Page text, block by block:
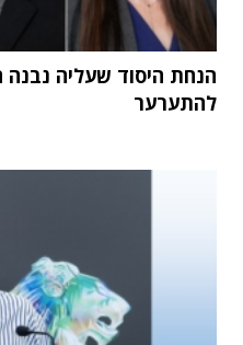
הנחת היסוד שעליה נבנה
להתערער